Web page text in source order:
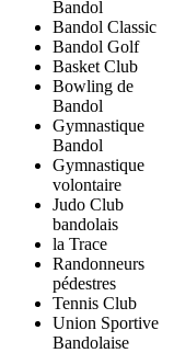
Bandol
Bandol Classic
Bandol Golf
Basket Club
Bowling de
Bandol
Gymnastique
Bandol
Gymnastique
volontaire
Judo Club
bandolais
la Trace
Randonneurs
pédestres
Tennis Club
Union Sportive
Bandolaise